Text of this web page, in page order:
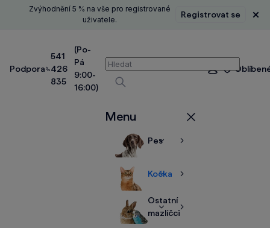
Zvýhodnění 5 % na vše pro registrované
uživatele.
Registrovat se
Podpora
541
426
835
(Po-
Pá
9:00-
16:00)
Vyhledávání
Vyhledávat
Přihlášení
Menu
PesZobrazitZobrazit
Kočka
ZobrazitZobrazit
Ostatní
mazlíčci
ZobrazitZobrazit